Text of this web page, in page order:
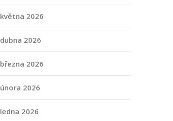
května 2026
dubna 2026
března 2026
února 2026
ledna 2026